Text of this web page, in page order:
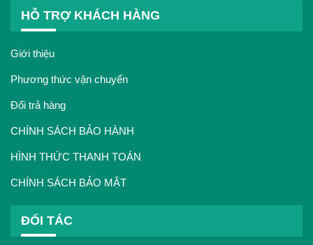
HỖ TRỢ KHÁCH HÀNG
Giới thiệu
Phương thức vận chuyển
Đổi trả hàng
CHÍNH SÁCH BẢO HÀNH
HÌNH THỨC THANH TOÁN
CHÍNH SÁCH BẢO MẬT
ĐỐI TÁC